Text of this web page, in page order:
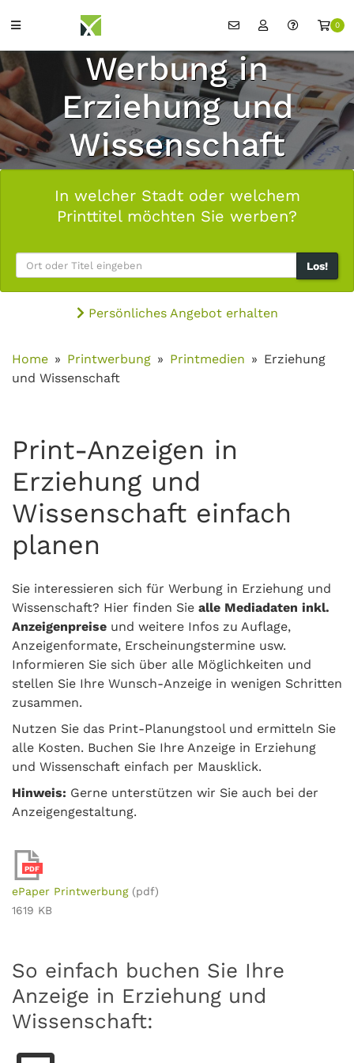
0
Werbung in
Erziehung und
Wissenschaft
In welcher Stadt oder welchem
Printtitel möchten Sie werben?
Los!
Persönliches Angebot erhalten
Home Printwerbung Printmedien
Erziehung
und Wissenschaft
Print-Anzeigen in
Erziehung und
Wissenschaft einfach
planen
Sie interessieren sich für Werbung in Erziehung und
Wissenschaft? Hier finden Sie alle Mediadaten inkl.
Anzeigenpreise und weitere Infos zu Auflage,
Anzeigenformate, Erscheinungstermine usw.
Informieren Sie sich über alle Möglichkeiten und
stellen Sie Ihre Wunsch-Anzeige in wenigen Schritten
zusammen.
Nutzen Sie das Print-Planungstool und ermitteln Sie
alle Kosten. Buchen Sie Ihre Anzeige in Erziehung
und Wissenschaft einfach per Mausklick.
Hinweis: Gerne unterstützen wir Sie auch bei der
Anzeigengestaltung.
PDF
ePaper Printwerbung (pdf)
1619 KB
So einfach buchen Sie Ihre
Anzeige in Erziehung und
Wissenschaft: